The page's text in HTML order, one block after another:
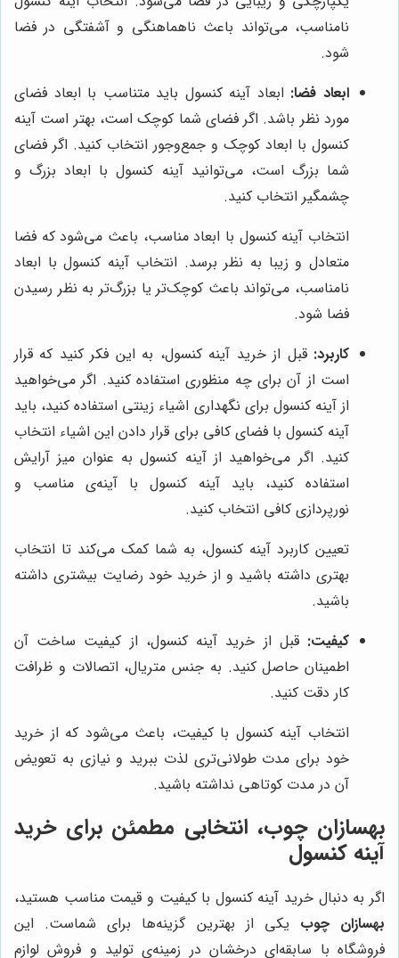
نامناسب، می‌تواند باعث ناهماهنگی و آشفتگی در فضا
شود.
ابعاد فضا: ابعاد آینه کنسول باید متناسب با ابعاد فضای
مورد نظر باشد. اگر فضای شما کوچک است، بهتر است آینه
کنسول با ابعاد کوچک و جمع‌وجور انتخاب کنید. اگر فضای
شما بزرگ است، می‌توانید آینه کنسول با ابعاد بزرگ و
چشمگیر انتخاب کنید.
انتخاب آینه کنسول با ابعاد مناسب، باعث می‌شود که فضا
متعادل و زیبا به نظر برسد. انتخاب آینه کنسول با ابعاد
نامناسب، می‌تواند باعث کوچک‌تر یا بزرگ‌تر به نظر رسیدن
فضا شود.
کاربرد: قبل از خرید آینه کنسول، به این فکر کنید که قرار
است از آن برای چه منظوری استفاده کنید. اگر می‌خواهید
از آینه کنسول برای نگهداری اشیاء زینتی استفاده کنید، باید
آینه کنسول با فضای کافی برای قرار دادن این اشیاء انتخاب
کنید. اگر می‌خواهید از آینه کنسول به عنوان میز آرایش
استفاده کنید، باید آینه کنسول با آینه‌ی مناسب و
نورپردازی کافی انتخاب کنید.
تعیین کاربرد آینه کنسول، به شما کمک می‌کند تا انتخاب
بهتری داشته باشید و از خرید خود رضایت بیشتری داشته
باشید.
کیفیت: قبل از خرید آینه کنسول، از کیفیت ساخت آن
اطمینان حاصل کنید. به جنس متریال، اتصالات و ظرافت
کار دقت کنید.
انتخاب آینه کنسول با کیفیت، باعث می‌شود که از خرید
خود برای مدت طولانی‌تری لذت ببرید و نیازی به تعویض
آن در مدت کوتاهی نداشته باشید.
بهسازان چوب، انتخابی مطمئن برای خرید
آینه کنسول
اگر به دنبال خرید آینه کنسول با کیفیت و قیمت مناسب هستید،
بهسازان چوب یکی از بهترین گزینه‌ها برای شماست. این
فروشگاه با سابقه‌ای درخشان در زمینه‌ی تولید و فروش لوازم